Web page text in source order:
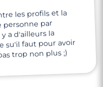
les profils et la
par
a d'ailleurs la
su'il faut pour avoir
trop non plus ;)